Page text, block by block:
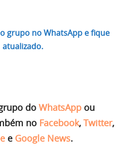
grupo no WhatsApp e fique
atualizado.
do WhatsApp ou
no Facebook, Twitter,
e Google News.